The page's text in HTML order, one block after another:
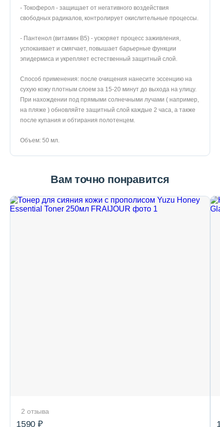
- Токоферол - защищает от негативного воздействия
свободных радикалов, контролирует окислительные процессы.
- Пантенол (витамин B5) - ускоряет процесс заживления,
успокаивает и смягчает, повышает барьерные функции
эпидермиса и укрепляет естественный защитный слой.
Способ применения: после очищения нанесите эссенцию на
сухую кожу плотным слоем за 15-20 минут до выхода на улицу.
При нахождении под прямыми солнечными лучами ( например,
на пляже ) обновляйте защитный слой каждые 2 часа, а также
после купания и обтирания полотенцем.
Объем: 50 мл.
Вам точно понравится
2 отзыва
1590 ₽